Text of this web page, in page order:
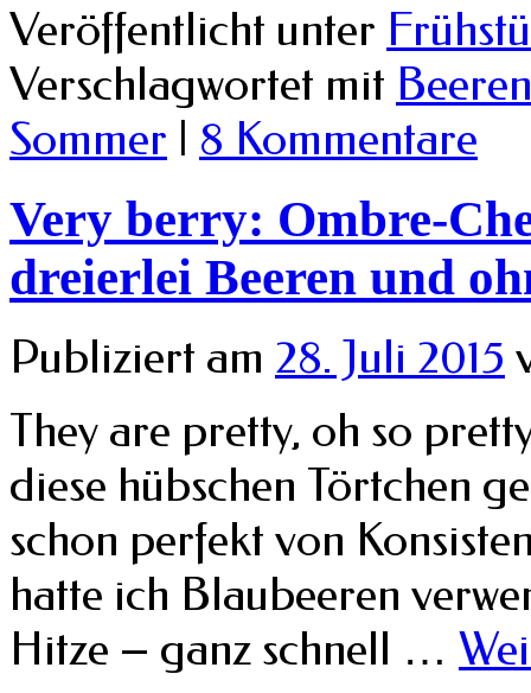
Veröffentlicht unter
Verschlagwortet mit Beeren
Sommer | 8 Kommentare
Very berry: Ombre-
dreierlei Beeren und
Publiziert am 28. Juli 2015
They are pretty, oh so
diese hübschen Törtchen
schon perfekt von
hatte ich Blaubeeren
Hitze – ganz schnell …